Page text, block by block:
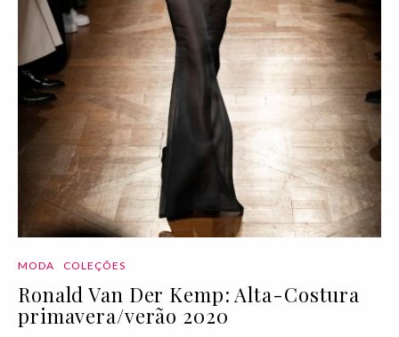
MODA COLEÇÕES
Ronald Van Der Kemp: Alta-Costura
primavera/verão 2020